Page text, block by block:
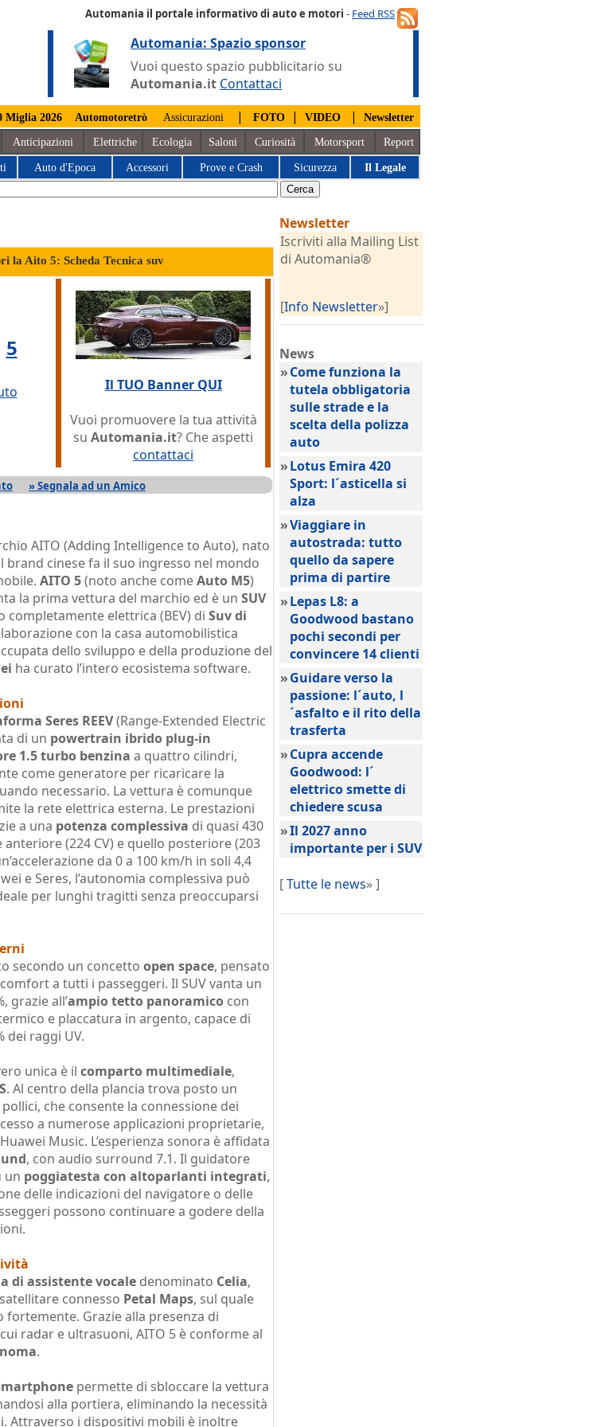
Automania il portale informativo di auto e motori - Feed RSS
Automania: Spazio sponsor
Vuoi questo spazio pubblicitario su
Automania.it Contattaci
Miglia 2026 Automotoretrò Assicurazioni | FOTO | VIDEO | Newsletter
Anticipazioni Elettriche Ecologia Saloni Curiosità Motorsport Report
Auto d'Epoca Accessori Prove e Crash Sicurezza Il Legale
la Aito 5: Scheda Tecnica suv
5
Il TUO Banner QUI
Vuoi promuovere la tua attività
su Automania.it? Che aspetti
contattaci
» Segnala ad un Amico
AITO (Adding Intelligence to Auto), nato
brand cinese fa il suo ingresso nel mondo
AITO 5(noto anche comeAuto M5)
la prima vettura del marchio ed è un SUV
completamente elettrica (BEV) di Suv di
con la casa automobilistica
dello sviluppo e della produzione del
ha curato l’intero ecosistema software.
Seres REEV(Range-Extended Electric
di un powertrain ibrido plug-in
1.5 turbo benzina a quattro cilindri,
come generatore per ricaricare la
necessario. La vettura è comunque
la rete elettrica esterna. Le prestazioni
a una potenza complessiva di quasi 430
anteriore (224 CV) e quello posteriore (203
da 0 a 100 km/h in soli 4,4
e Seres, l’autonomia complessiva può
per lunghi tragitti senza preoccuparsi
secondo un concetto open space, pensato
a tutti i passeggeri. Il SUV vanta un
grazie all’ampio tetto panoramico con
e placcatura in argento, capace di
dei raggi UV.
unica è il comparto multimediale,
. Al centro della plancia trova posto un
pollici, che consente la connessione dei
a numerose applicazioni proprietarie,
Music. L’esperienza sonora è affidata
, con audio surround 7.1. Il guidatore
un poggiatesta con altoparlanti integrati,
delle indicazioni del navigatore o delle
possono continuare a godere della
di assistente vocale denominato Celia,
connesso Petal Maps, sul quale
fortemente. Grazie alla presenza di
radar e ultrasuoni, AITO 5 è conforme al
.
permette di sbloccare la vettura
alla portiera, eliminando la necessità
Attraverso i dispositivi mobili è inoltre
Newsletter
Iscriviti alla Mailing List
di Automania®
[Info Newsletter»]
News
»Come funziona la
tutela obbligatoria
sulle strade e la
scelta della polizza
auto
»Lotus Emira 420
Sport: l´asticella si
alza
»Viaggiare in
autostrada: tutto
quello da sapere
prima di partire
»Lepas L8: a
Goodwood bastano
pochi secondi per
convincere 14 clienti
»Guidare verso la
passione: l´auto, l
´asfalto e il rito della
trasferta
»Cupra accende
Goodwood: l´
elettrico smette di
chiedere scusa
»Il 2027 anno
importante per i SUV
[Tutte le news» ]